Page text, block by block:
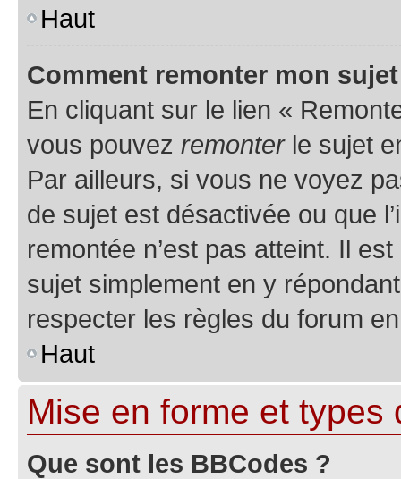
Haut
Comment remonter mon
En cliquant sur le lien «
vous pouvez remonterle sujet
Par ailleurs, si vous ne voyez
de sujet est désactivée ou que
remontée n’est pas atteint. Il
sujet simplement en y
respecter les règles du forum
Haut
Mise en forme et types
Que sont les BBCodes ?